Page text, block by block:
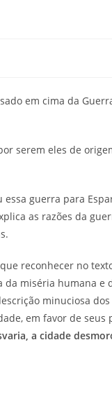
em cima da
serem eles de
essa guerra para
as razões da
reconhecer no
da miséria humana e
minuciosa
em favor de
a cidade